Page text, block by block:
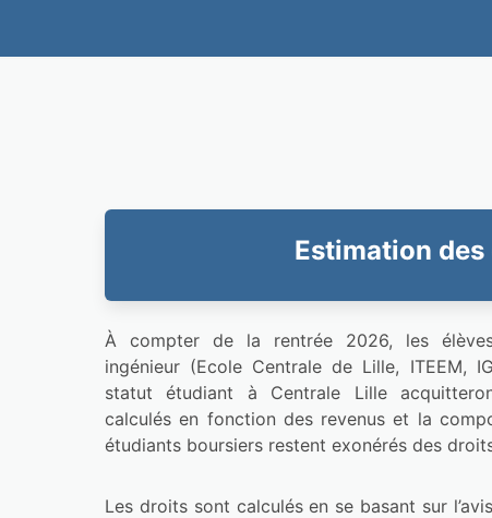
Estimation
À compter de la rentrée 2026, les
ingénieur (Ecole Centrale de Lille, ITEEM,
statut étudiant à Centrale Lille
calculés en fonction des revenus et la
étudiants boursiers restent exonérés des
Les droits sont calculés en se basant sur